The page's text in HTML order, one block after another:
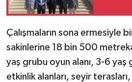
Çalışmaların sona ermesiyle
sakinlerine 18 bin 500
yaş grubu oyun alanı, 3-6 yaş
etkinlik alanları, seyir